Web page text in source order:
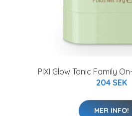
PIXI Glow Tonic Family
204 SEK
MER INFO!